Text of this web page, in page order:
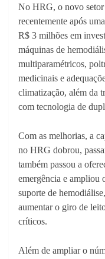
No HRG, o novo
recentemente após
R$ 3 milhões em
máquinas de
multiparamétricos,
medicinais e
climatização, além da
com tecnologia de
Com as melhorias, a
no HRG dobrou,
também passou a
emergência e ampliou
suporte de
aumentar o giro de
críticos.
Além de ampliar o